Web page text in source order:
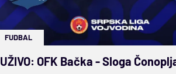
FUDBAL
UŽIVO: OFK Bačka - Sloga